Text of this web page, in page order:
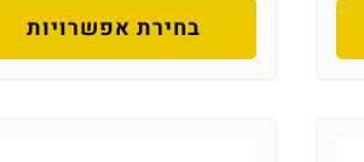
בחירת אפשרויות